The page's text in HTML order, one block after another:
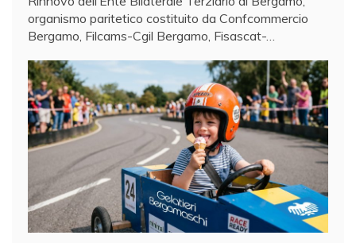
organismo paritetico costituito da Confcommercio
Bergamo, Filcams-Cgil Bergamo, Fisascat-…